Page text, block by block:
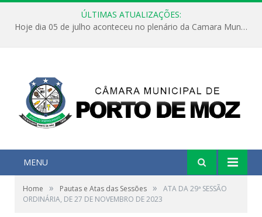
ÚLTIMAS ATUALIZAÇÕES:
Hoje dia 05 de julho aconteceu no plenário da Camara Municipal de Porto de Moz a Sessão Solene de Abertura dos Trabalhos Legislativos 2º Período da 23ª Legislatura
MENU
Home » Pautas e Atas das Sessões »
ATA DA 29ª SESSÃO
ORDINÁRIA, DE 27 DE NOVEMBRO DE 2023